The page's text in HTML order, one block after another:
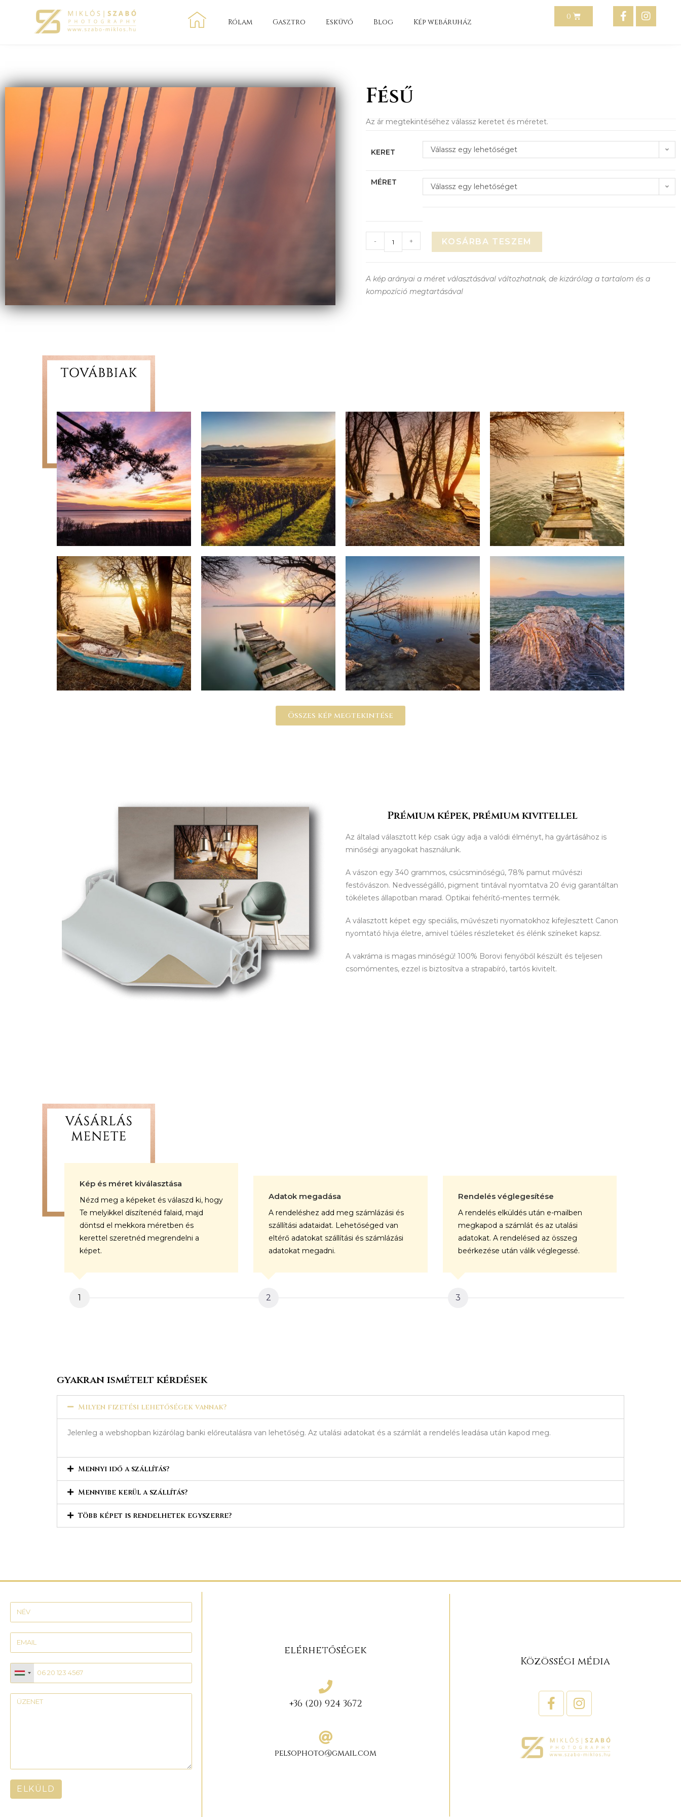
Rólam Gasztro Esküvő Blog Kép webáruház
Fésű
Az ár megtekintéséhez válassz keretet és méretet.
KERET Válassz egy lehetőséget
MÉRET Válassz egy lehetőséget
- + KOSÁRBA TESZEM
A kép arányai a méret választásával változhatnak, de kizárólag a tartalom és a
kompozíció megtartásával
Összes kép megtekintése
Prémium képek, prémium kivitellel
Az általad választott kép csak úgy adja a valódi élményt, ha gyártásához is
minőségi anyagokat használunk.
A vászon egy 340 grammos, csúcsminőségű, 78% pamut művészi
festővászon. Nedvességálló, pigment tintával nyomtatva 20 évig garantáltan
tökéletes állapotban marad. Optikai fehérítő-mentes termék.
A választott képet egy speciális, művészeti nyomatokhoz kifejlesztett Canon
nyomtató hívja életre, amivel tűéles részleteket és élénk színeket kapsz.
A vakráma is magas minőségű! 100% Borovi fenyőből készült és teljesen
csomómentes, ezzel is biztosítva a strapabíró, tartós kivitelt.
Kép és méret kiválasztása
Nézd meg a képeket és válaszd ki, hogy
Te melyikkel díszítenéd falaid, majd
döntsd el mekkora méretben és
kerettel szeretnéd megrendelni a
képet.
Adatok megadása
A rendeléshez add meg számlázási és
szállítási adataidat. Lehetőséged van
eltérő adatokat szállítási és számlázási
adatokat megadni.
Rendelés véglegesítése
A rendelés elküldés után e-mailben
megkapod a számlát és az utalási
adatokat. A rendelésed az összeg
beérkezése után válik véglegessé.
1 2 3
gyakran ismételt kérdések
Milyen fizetési lehetőségek vannak?
Jelenleg a webshopban kizárólag banki előreutalásra van lehetőség. Az utalási adatokat és a számlát a rendelés leadása után kapod meg.
Mennyi idő a szállítás?
Mennyibe kerül a szállítás?
Több képet is rendelhetek egyszerre?
ELKÜLD
elérhetőségek
+36 (20) 924 3672
pelsophoto@gmail.com
Közösségi média